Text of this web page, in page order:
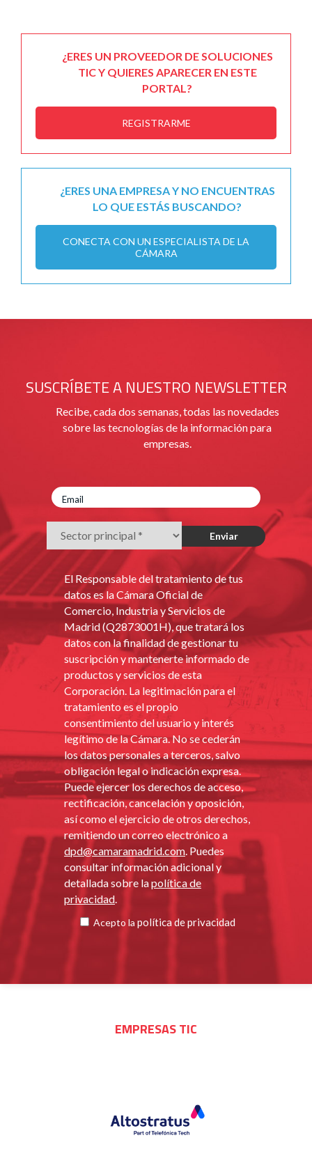
¿ERES UN PROVEEDOR DE SOLUCIONES
TIC Y QUIERES APARECER EN ESTE
PORTAL?
REGISTRARME
¿ERES UNA EMPRESA Y NO ENCUENTRAS
LO QUE ESTÁS BUSCANDO?
CONECTA CON UN ESPECIALISTA DE LA
CÁMARA
SUSCRÍBETE A NUESTRO NEWSLETTER
Recibe, cada dos semanas, todas las novedades
sobre las tecnologías de la información para
empresas.
El Responsable del tratamiento de tus
datos es la Cámara Oficial de
Comercio, Industria y Servicios de
Madrid (Q2873001H), que tratará los
datos con la finalidad de gestionar tu
suscripción y mantenerte informado de
productos y servicios de esta
Corporación. La legitimación para el
tratamiento es el propio
consentimiento del usuario y interés
legítimo de la Cámara. No se cederán
los datos personales a terceros, salvo
obligación legal o indicación expresa.
Puede ejercer los derechos de acceso,
rectificación, cancelación y oposición,
así como el ejercicio de otros derechos,
remitiendo un correo electrónico a
dpd@camaramadrid.com . Puedes
consultar información adicional y
detallada sobre lapolítica de
privacidad
Acepto la política de privacidad
EMPRESAS TIC